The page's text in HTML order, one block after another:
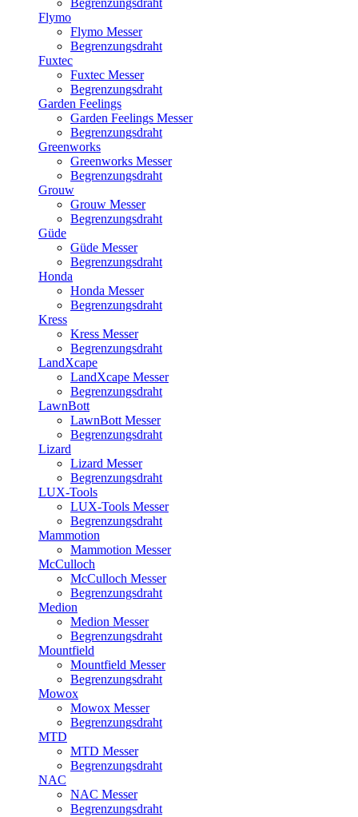
Begrenzungsdraht
Flymo
Flymo Messer
Begrenzungsdraht
Fuxtec
Fuxtec Messer
Begrenzungsdraht
Garden Feelings
Garden Feelings Messer
Begrenzungsdraht
Greenworks
Greenworks Messer
Begrenzungsdraht
Grouw
Grouw Messer
Begrenzungsdraht
Güde
Güde Messer
Begrenzungsdraht
Honda
Honda Messer
Begrenzungsdraht
Kress
Kress Messer
Begrenzungsdraht
LandXcape
LandXcape Messer
Begrenzungsdraht
LawnBott
LawnBott Messer
Begrenzungsdraht
Lizard
Lizard Messer
Begrenzungsdraht
LUX-Tools
LUX-Tools Messer
Begrenzungsdraht
Mammotion
Mammotion Messer
McCulloch
McCulloch Messer
Begrenzungsdraht
Medion
Medion Messer
Begrenzungsdraht
Mountfield
Mountfield Messer
Begrenzungsdraht
Mowox
Mowox Messer
Begrenzungsdraht
MTD
MTD Messer
Begrenzungsdraht
NAC
NAC Messer
Begrenzungsdraht